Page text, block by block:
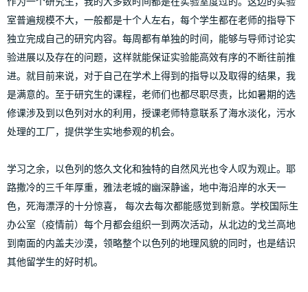
室普遍规模不大，一般都是十个人左右，每个学生都在老师的指导下
独立完成自己的研究内容。每周都有单独的时间，能够与导师讨论实
验进展以及存在的问题，这样就能保证实验能高效有序的不断往前推
进。就目前来说，对于自己在学术上得到的指导以及取得的结果，我
是满意的。至于研究生的课程，老师们也都尽职尽责，比如暑期的选
修课涉及到以色列对水的利用，授课老师特意联系了海水淡化，污水
处理的工厂，提供学生实地参观的机会。
学习之余，以色列的悠久文化和独特的自然风光也令人叹为观止。耶
路撒冷的三千年厚重，雅法老城的幽深静谧，地中海沿岸的水天一
色，死海漂浮的十分惊喜， 每次去每次都能感觉到新意。学校国际生
办公室（疫情前）每个月都会组织一到两次活动，从北边的戈兰高地
到南面的内盖夫沙漠，领略整个以色列的地理风貌的同时，也是结识
其他留学生的好时机。